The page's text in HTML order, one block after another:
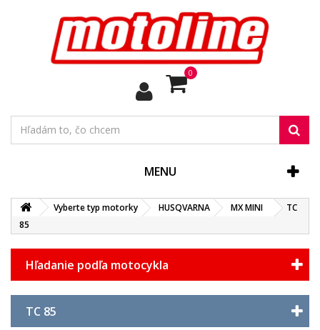
0
MENU
Vyberte typ motorky HUSQVARNA MX MINI
TC
85
Hľadanie podľa motocykla
TC 85